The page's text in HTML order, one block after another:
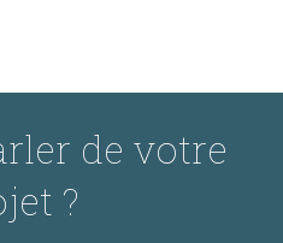
de votre
?